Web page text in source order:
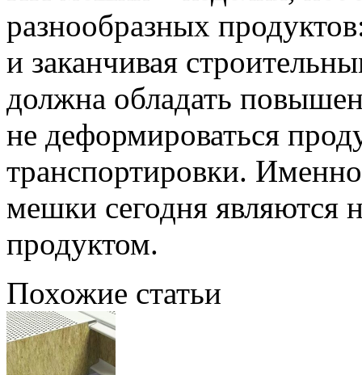
разнообразных
и заканчивая
должна обладать
не деформироваться
транспортировки.
мешки сегодня являются
продуктом.
Похожие статьи